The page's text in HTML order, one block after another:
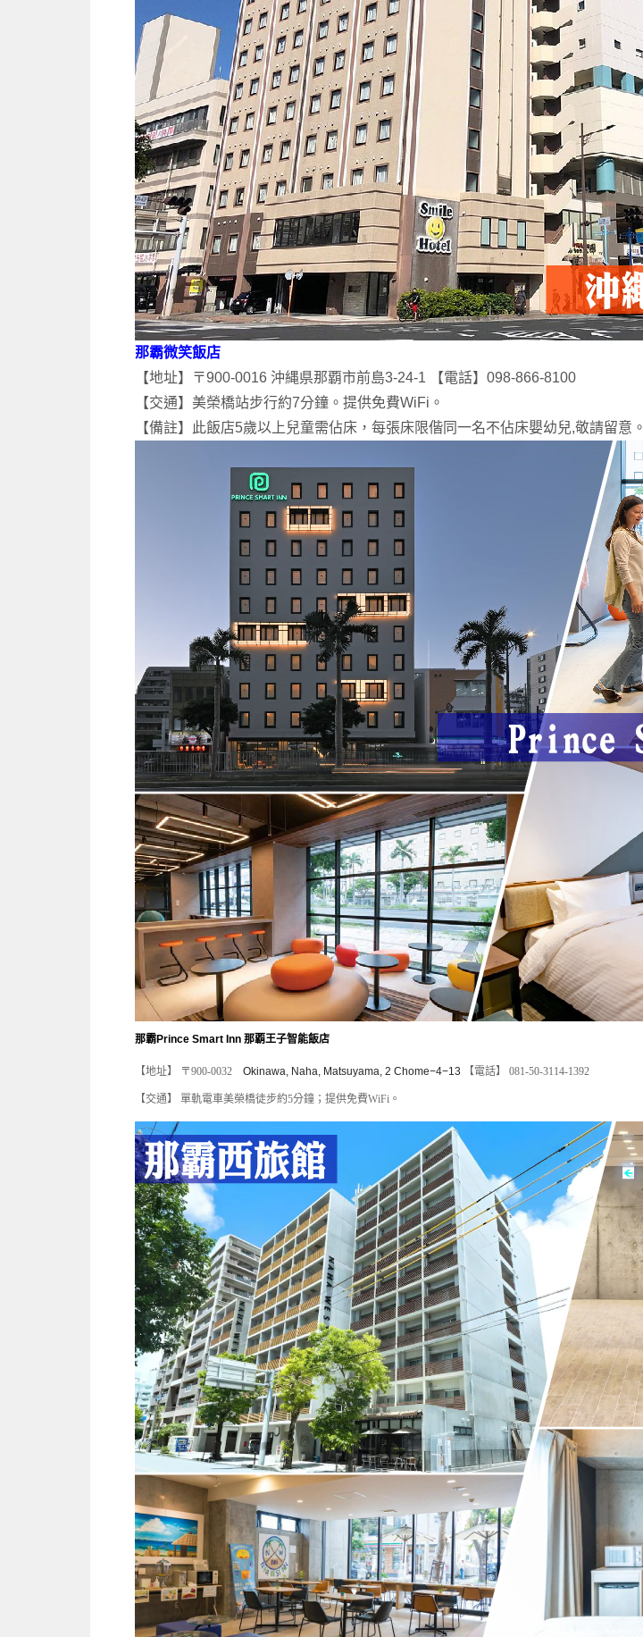
那霸微笑飯店
【地址】〒900-0016 沖縄県那覇市前島3-24-1 【電話】098-866-8100
【交通】美榮橋站步行約7分鐘。提供免費WiFi。
【備註】此飯店5歲以上兒童需佔床，每張床限偕同一名不佔床嬰幼兒,敬請留意。
那霸Prince Smart Inn 那覇王子智能飯店
【地址】 〒900-0032 Okinawa, Naha, Matsuyama, 2 Chome−4−13 【電話】 081-50-3114-1392
【交通】 單軌電車美榮橋徒步約5分鐘；提供免費WiFi。